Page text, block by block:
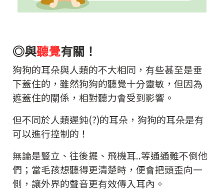
◎與聽覺有關！
狗狗的耳朵與人類的不大相同，有些甚至是垂
下蓋住的，雖然狗狗的聽覺十分靈敏，但因為
遮蓋住的關係，相對聽力會受到影響。
但不同於人類遲鈍(?)的耳朵，狗狗的耳朵是有
可以進行控制的！
無論是豎立、往後擺、飛機耳..等通通難不倒他
們；當毛孩想聽得更清楚時，便會把頭歪向一
側，讓外界的聲音更有效傳入耳內。